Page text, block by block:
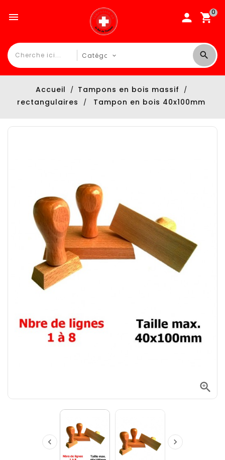
0

Accueil
Tampons en bois massif
rectangulaires
Tampon en bois 40x100mm

 